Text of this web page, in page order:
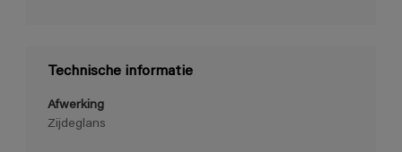
Technische informatie
Afwerking
Zijdeglans